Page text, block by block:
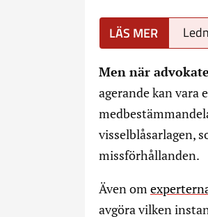
Men när
agerande kan
visselblåsarlagen,
missförhållanden.
Även om
avgöra vilken